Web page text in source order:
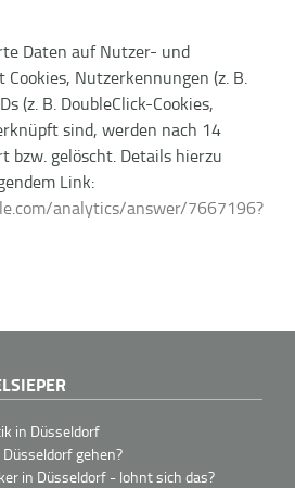
Daten auf Nutzer- und
Cookies, Nutzerkennungen (z. B.
(z. B. DoubleClick-Cookies,
sind, werden nach 14
bzw. gelöscht. Details hierzu
Link:
analytics/answer/7667196?
in Düsseldorf
gehen?
in Düsseldorf - lohnt sich das?